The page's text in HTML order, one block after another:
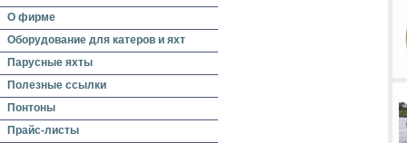
О фирме
Оборудование для катеров и яхт
Парусные яхты
Полезные ссылки
Понтоны
Прайс-листы